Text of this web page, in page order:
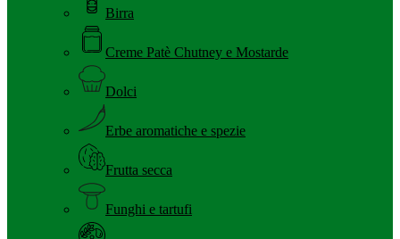
Birra
Creme Patè Chutney e Mostarde
Dolci
Erbe aromatiche e spezie
Frutta secca
Funghi e tartufi